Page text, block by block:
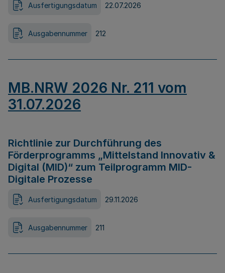
Ausfertigungsdatum 22.07.2026
Ausgabennummer 212
MB.NRW 2026 Nr. 211 vom
31.07.2026
Richtlinie zur Durchführung des
Förderprogramms „Mittelstand Innovativ &
Digital (MID)“ zum Teilprogramm MID-
Digitale Prozesse
Ausfertigungsdatum 29.11.2026
Ausgabennummer 211